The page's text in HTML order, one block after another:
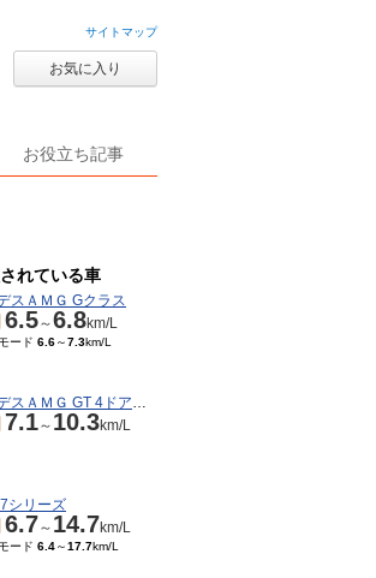
サイトマップ
お気に入り
お役立ち記事
れている車
スＡＭＧ Gクラス
6.5～6.8km/L
ード 6.6～7.3km/L
メルセデスＡＭＧ GT 4ドアクーペ
7.1～ 10.3km/L
シリーズ
6.7～ 14.7km/L
ード 6.4～17.7km/L